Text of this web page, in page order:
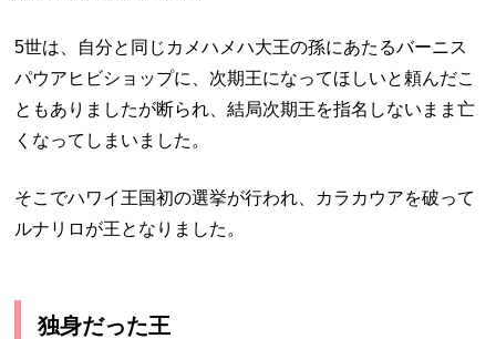
5世は、自分と同じカメハメハ大王の孫にあたるバーニス
パウアヒビショップに、次期王になってほしいと頼んだこ
ともありましたが断られ、結局次期王を指名しないまま亡
くなってしまいました。
そこでハワイ王国初の選挙が行われ、カラカウアを破って
ルナリロが王となりました。
独身だった王